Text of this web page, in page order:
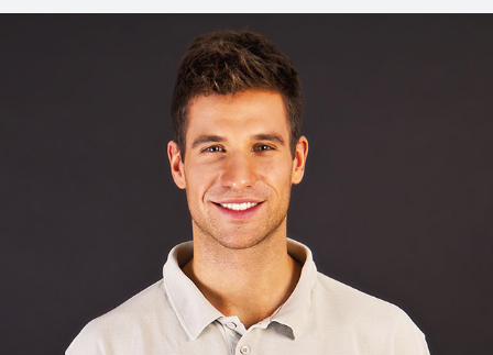
Michael Montgomery
Chief Designer